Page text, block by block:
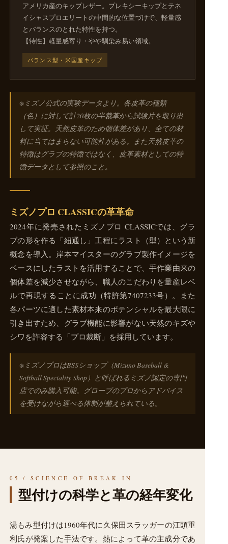
アメリカ産のキップレザー。プレキシーキップとテネ
イシャスプロエリートの中間的な位置づけで、軽量感
とバランスのとれた特性を持つ。
【特性】軽量感寄り・やや馴染み易い領域。
バランス型・米国産キップ
※ミズノ公式の実験データより。各皮革の種類
（色）に対して計20枚の半裁革から試験片を取り出
して実証。天然皮革のため個体差があり、全ての材
料に当てはまらない可能性がある。また天然皮革の
特徴はグラブの特徴ではなく、皮革素材としての特
徴データとして参照のこと。
ミズノプロ CLASSICの革革命
2024年に発売されたミズノプロ CLASSICでは、グラ
ブの形を作る「紐通し」工程にラスト（型）という新
概念を導入。岸本マイスターのグラブ製作イメージを
ベースにしたラストを活用することで、手作業由来の
個体差を減少させながら、職人のこだわりを量産レベ
ルで再現することに成功（特許第7407233号）。また
各パーツに適した素材本来のポテンシャルを最大限に
引き出すため、グラブ機能に影響がない天然のキズや
シワを許容する「プロ裁断」を採用しています。
※ミズノプロはBSSショップ（Mizuno Baseball &
Softball Speciality Shop）と呼ばれるミズノ認定の専門
店でのみ購入可能。グローブのプロからアドバイス
を受けながら選べる体制が整えられている。
05 / SCIENCE OF BREAK-IN
型付けの科学と革の経年変化
湯もみ型付けは1960年代に久保田スラッガーの江頭重
利氏が発案した手法です。熱によって革の主成分であ